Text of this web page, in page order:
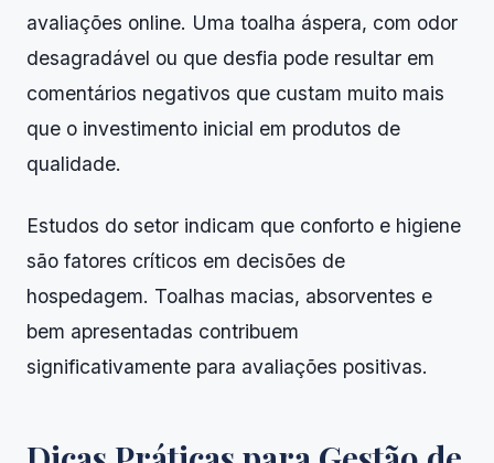
avaliações online. Uma toalha áspera, com odor
desagradável ou que desfia pode resultar em
comentários negativos que custam muito mais
que o investimento inicial em produtos de
qualidade.
Estudos do setor indicam que conforto e higiene
são fatores críticos em decisões de
hospedagem. Toalhas macias, absorventes e
bem apresentadas contribuem
significativamente para avaliações positivas.